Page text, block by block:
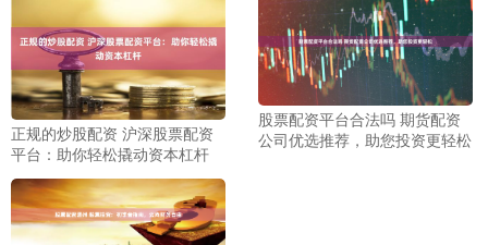
正规的炒股配资 沪深股票配资
平台：助你轻松撬动资本杠杆
股票配资平台合法吗 期货配资
公司优选推荐，助您投资更轻松